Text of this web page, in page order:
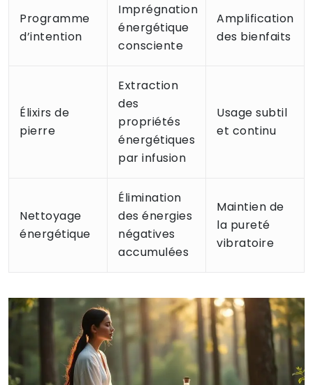
Programme
d’intention
Imprégnation
énergétique
consciente
Amplification
des bienfaits
Élixirs de
pierre
Extraction
des
propriétés
énergétiques
par infusion
Usage subtil
et continu
Nettoyage
énergétique
Élimination
des énergies
négatives
accumulées
Maintien de
la pureté
vibratoire